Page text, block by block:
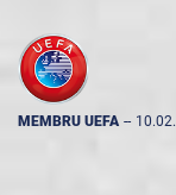
MEMBRU UEFA --